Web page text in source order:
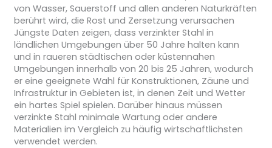
von Wasser, Sauerstoff und allen anderen Naturkräften
berührt wird, die Rost und Zersetzung verursachen
Jüngste Daten zeigen, dass verzinkter Stahl in
ländlichen Umgebungen über 50 Jahre halten kann
und in raueren städtischen oder küstennahen
Umgebungen innerhalb von 20 bis 25 Jahren, wodurch
er eine geeignete Wahl für Konstruktionen, Zäune und
Infrastruktur in Gebieten ist, in denen Zeit und Wetter
ein hartes Spiel spielen. Darüber hinaus müssen
verzinkte Stahl minimale Wartung oder andere
Materialien im Vergleich zu häufig wirtschaftlichsten
verwendet werden.